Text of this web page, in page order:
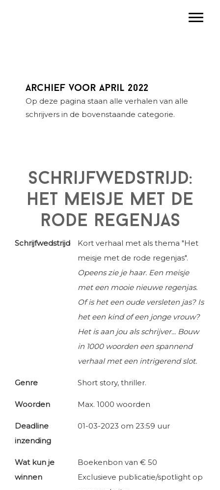
Archief voor april 2022
Op deze pagina staan alle verhalen van alle
schrijvers in de bovenstaande categorie.
Schrijfwedstrijd:
Het meisje met de
rode regenjas
Schrijfwedstrijd
Kort verhaal met als thema "Het
meisje met de rode regenjas".
Opeens zie je haar. Een meisje
met een mooie nieuwe regenjas.
Of is het een oude versleten jas? Is
het een kind of een jonge vrouw?
Het is aan jou als schrijver... Bouw
in 1000 woorden een spannend
verhaal met een intrigerend slot.
Genre Short story, thriller.
Woorden Max. 1000 woorden
Deadline
inzending
01-03-2023 om 23:59 uur
Wat kun je
winnen
Boekenbon van € 50
Exclusieve publicatie/spotlight op